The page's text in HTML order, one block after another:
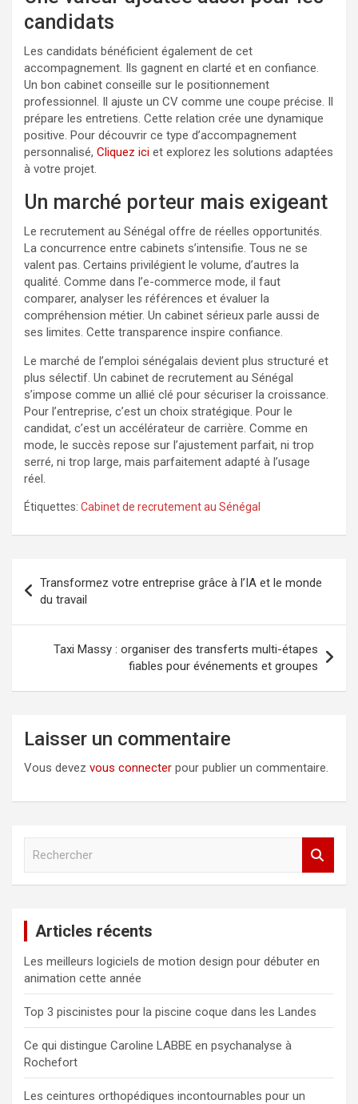
candidats
Les candidats bénéficient également de cet
accompagnement. Ils gagnent en clarté et en confiance.
Un bon cabinet conseille sur le positionnement
professionnel. Il ajuste un CV comme une coupe précise. Il
prépare les entretiens. Cette relation crée une dynamique
positive. Pour découvrir ce type d’accompagnement
personnalisé, Cliquez ici et explorez les solutions adaptées
à votre projet.
Un marché porteur mais exigeant
Le recrutement au Sénégal offre de réelles opportunités.
La concurrence entre cabinets s’intensifie. Tous ne se
valent pas. Certains privilégient le volume, d’autres la
qualité. Comme dans l’e-commerce mode, il faut
comparer, analyser les références et évaluer la
compréhension métier. Un cabinet sérieux parle aussi de
ses limites. Cette transparence inspire confiance.
Le marché de l’emploi sénégalais devient plus structuré et
plus sélectif. Un cabinet de recrutement au Sénégal
s’impose comme un allié clé pour sécuriser la croissance.
Pour l’entreprise, c’est un choix stratégique. Pour le
candidat, c’est un accélérateur de carrière. Comme en
mode, le succès repose sur l’ajustement parfait, ni trop
serré, ni trop large, mais parfaitement adapté à l’usage
réel.
Étiquettes: Cabinet de recrutement au Sénégal
de
l’article
Transformez votre entreprise grâce à l’IA et le monde
du travail
Taxi Massy : organiser des transferts multi-étapes
fiables pour événements et groupes
Laisser un commentaire
Vous devez vous connecter pour publier un commentaire.
c
h
e
r
Articles récents
Les meilleurs logiciels de motion design pour débuter en
animation cette année
Top 3 piscinistes pour la piscine coque dans les Landes
Ce qui distingue Caroline LABBE en psychanalyse à
Rochefort
Les ceintures orthopédiques incontournables pour un